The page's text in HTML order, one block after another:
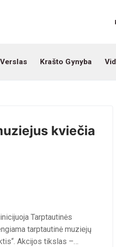
Verslas Krašto Gynyba
kviečia
Tarptautinės
tarptautinė muziejų
Akcijos tikslas –…